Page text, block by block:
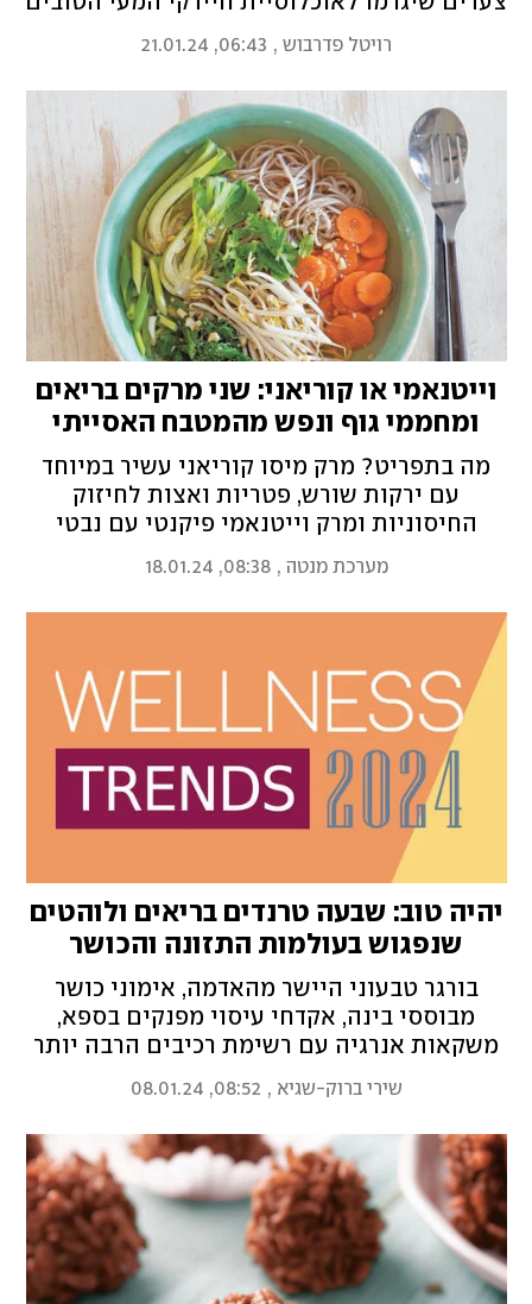
שלכם לשגשג ו־4 שממש לא
רויטל פדרבוש,
06:43, 21.01.24
וייטנאמי או קוריאני: שני מרקים בריאים
ומחממי גוף ונפש מהמטבח האסייתי
לסופשבוע לוהט
מה בתפריט? מרק מיסו קוריאני עשיר במיוחד
עם ירקות שורש, פטריות ואצות לחיזוק
החיסוניות ומרק וייטנאמי פיקנטי עם נבטי
זמין
מערכת מנטה ,
08:38, 18.01.24
יהיה טוב: שבעה טרנדים בריאים ולוהטים
שנפגוש בעולמות התזונה והכושר
ב-2024
בורגר טבעוני היישר מהאדמה, אימוני כושר
מבוססי בינה, אקדחי עיסוי מפנקים בספא,
משקאות אנרגיה עם רשימת רכיבים הרבה יותר
מגמות וולנס בינלאומיות שנפגוש בעתיד הקרוב.
תתחילו לשנן!
שירי ברוק-שגיא ,
08:52, 08.01.24